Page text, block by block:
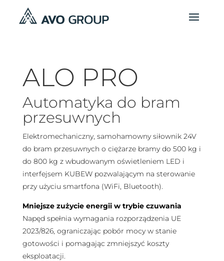
ALO PRO
Automatyka do bram
przesuwnych
Elektromechaniczny, samohamowny siłownik 24V
do bram przesuwnych o ciężarze bramy do 500 kg i
do 800 kg z wbudowanym oświetleniem LED i
interfejsem KUBEW pozwalającym na sterowanie
przy użyciu smartfona (WiFi, Bluetooth).
Mniejsze zużycie energii w trybie czuwania
Napęd spełnia wymagania rozporządzenia UE
2023/826, ograniczając pobór mocy w stanie
gotowości i pomagając zmniejszyć koszty
eksploatacji.